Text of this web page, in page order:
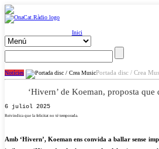
Inici
Notícies Portada disc / Crea
‘Hivern’ de Koeman, proposta que
6 juliol 2025
Reivindica que la felicitat no té temporada.
Amb ‘Hivern’, Koeman ens convida a ballar sense